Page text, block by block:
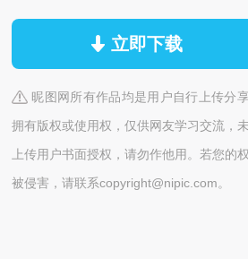
立即下载
昵图网所有作品均是用户自行上传分
拥有版权或使用权，仅供网友学习交流，
上传用户书面授权，请勿作他用。若您的
被侵害，请联系copyright@nipic.com。